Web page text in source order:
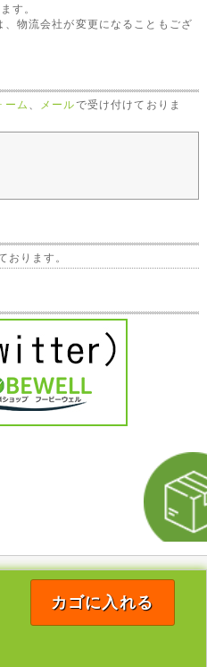
カゴに入れる
す。
物流会社が変更になることもござ
ーム メールで受け付けておりま
おります。
rights reserved.